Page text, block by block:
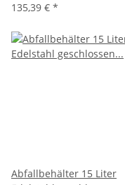
135,39 € *
Abfallbehälter 15 Liter